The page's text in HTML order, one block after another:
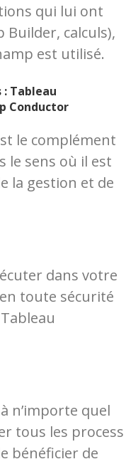
qui lui ont
Builder, calculs),
est utilisé.
: Tableau
Conductor
le complément
le sens où il est
la gestion et de
dans votre
toute sécurité
n’importe quel
tous les process
bénéficier de